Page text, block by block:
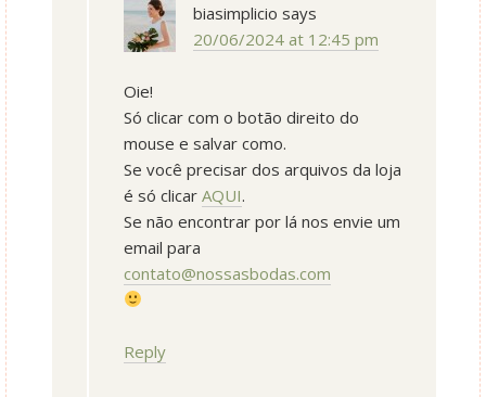
biasimplicio says
20/06/2024 at 12:45 pm
Oie!
Só clicar com o botão direito do
mouse e salvar como.
Se você precisar dos arquivos da loja
é só clicar AQUI.
Se não encontrar por lá nos envie um
email para
contato@nossasbodas.com
Reply